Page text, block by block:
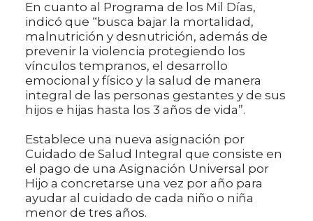
En cuanto al Programa de los Mil Días,
indicó que “busca bajar la mortalidad,
malnutrición y desnutrición, además de
prevenir la violencia protegiendo los
vínculos tempranos, el desarrollo
emocional y físico y la salud de manera
integral de las personas gestantes y de sus
hijos e hijas hasta los 3 años de vida”.
Establece una nueva asignación por
Cuidado de Salud Integral que consiste en
el pago de una Asignación Universal por
Hijo a concretarse una vez por año para
ayudar al cuidado de cada niño o niña
menor de tres años.